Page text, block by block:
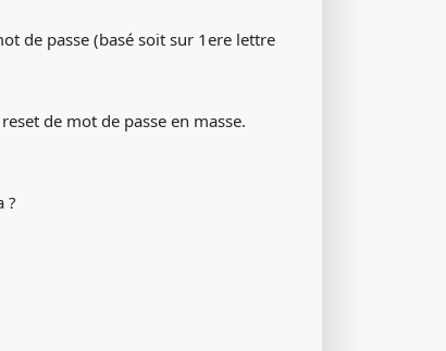
de passe (basé soit sur 1ere lettre
de mot de passe en masse.
?